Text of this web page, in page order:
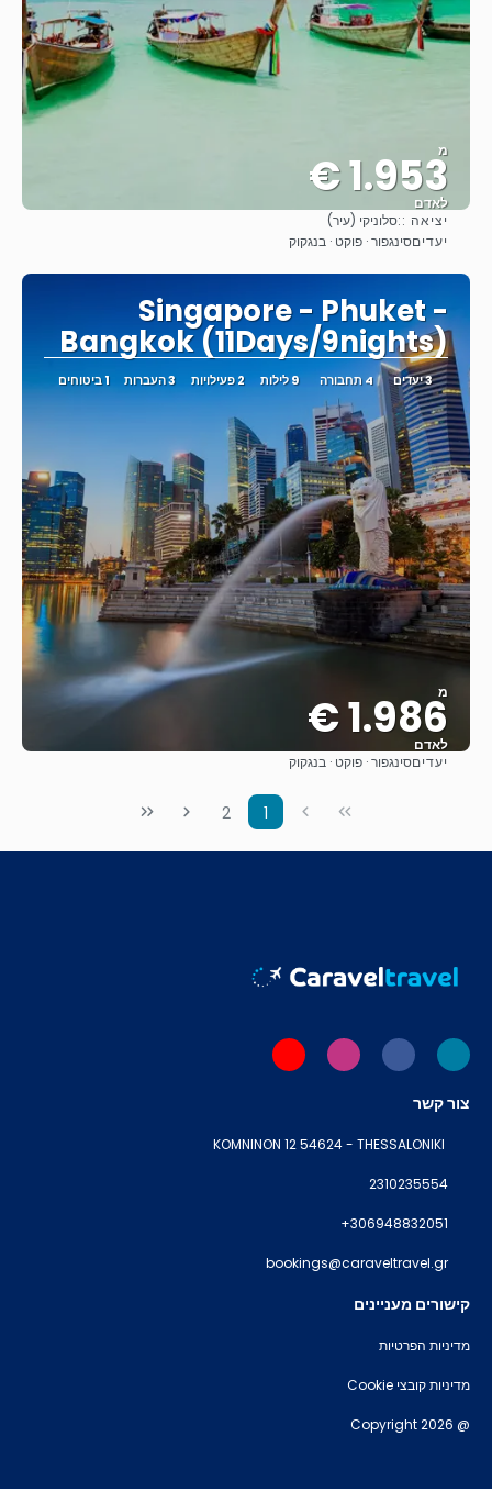
מ
1.953 €
לאדם
יציאה ::סלוניקי (עיר)
יעדיםסינגפור · פוקט · בנגקוק
Singapore - Phuket -
Bangkok (11Days/9nights)
3 יעדים 4 תחבורה 9 לילות 2 פעילויות 3 העברות 1 ביטוחים
מ
1.986 €
לאדם
יעדיםסינגפור · פוקט · בנגקוק
1
2
צור קשר
2310235554
+306948832051
bookings@caraveltravel.gr
קישורים מעניינים
מדיניות הפרטיות
מדיניות קובצי Cookie
@ Copyright 2026